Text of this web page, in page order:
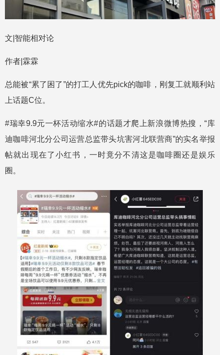
文|智能相对论
作者|霖霖
总能被“累了困了”的打工人优先pick的咖啡，刚复工就顺利站
上话题C位。
#瑞幸9.9元一杯活动缩水#的话题才爬上新浪微博热搜，“库
迪咖啡河北分公司运营总监带头坑害河北联营商”的实名举报
帖就出现在了小红书，一时竟分不清这是咖啡圈还是娱乐
圈。